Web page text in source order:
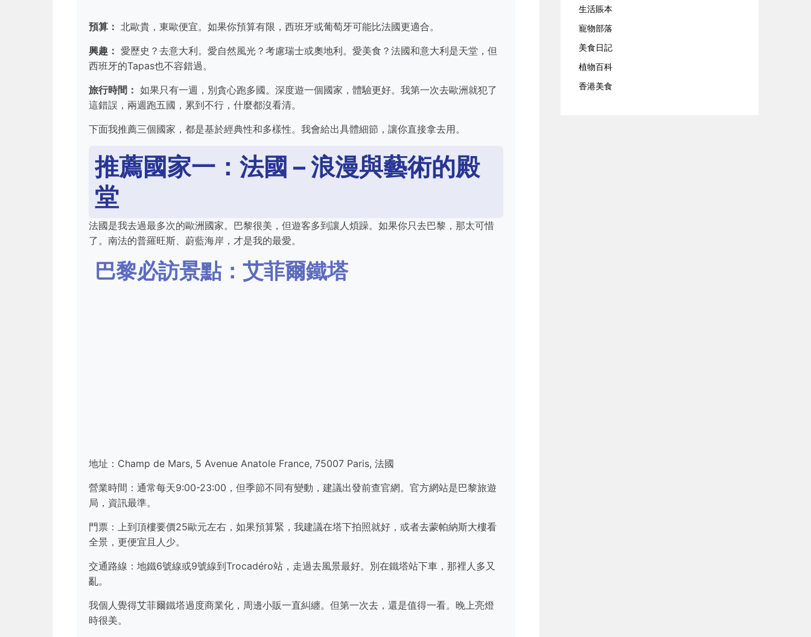
預算： 北歐貴，東歐便宜。如果你預算有限，西班牙或葡萄牙可能比法國更適合。
興趣： 愛歷史？去意大利。愛自然風光？考慮瑞士或奧地利。愛美食？法國和意大利是天堂，但
西班牙的Tapas也不容錯過。
旅行時間： 如果只有一週，別貪心跑多國。深度遊一個國家，體驗更好。我第一次去歐洲就犯了
這錯誤，兩週跑五國，累到不行，什麼都沒看清。
下面我推薦三個國家，都是基於經典性和多樣性。我會給出具體細節，讓你直接拿去用。
推薦國家一：法國 – 浪漫與藝術的殿
堂
法國是我去過最多次的歐洲國家。巴黎很美，但遊客多到讓人煩躁。如果你只去巴黎，那太可惜
了。南法的普羅旺斯、蔚藍海岸，才是我的最愛。
巴黎必訪景點：艾菲爾鐵塔
地址：Champ de Mars, 5 Avenue Anatole France, 75007 Paris, 法國
營業時間：通常每天9:00-23:00，但季節不同有變動，建議出發前查官網。官方網站是巴黎旅遊
局，資訊最準。
門票：上到頂樓要價25歐元左右，如果預算緊，我建議在塔下拍照就好，或者去蒙帕納斯大樓看
全景，更便宜且人少。
交通路線：地鐵6號線或9號線到Trocadéro站，走過去風景最好。別在鐵塔站下車，那裡人多又
亂。
我個人覺得艾菲爾鐵塔過度商業化，周邊小販一直糾纏。但第一次去，還是值得一看。晚上亮燈
時很美。
生活賬本
寵物部落
美食日記
植物百科
香港美食